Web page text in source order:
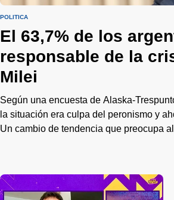
POLÍTICA
El 63,7% de los
responsable de la
Milei
Según una encuesta de Alaska-
la situación era culpa del peronismo y
Un cambio de tendencia que preocupa